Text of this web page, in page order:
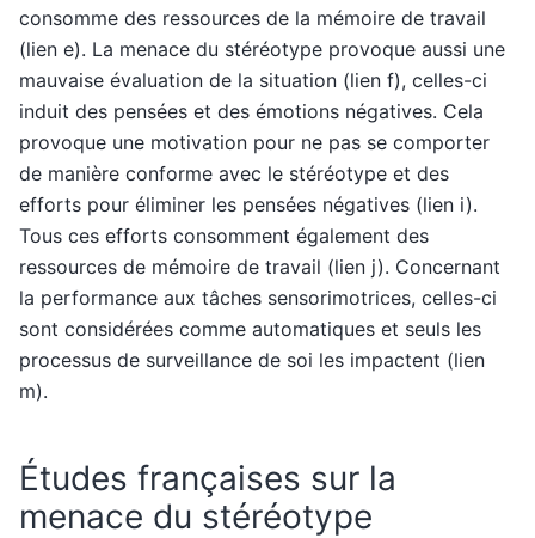
consomme des ressources de la mémoire de travail
(lien e). La menace du stéréotype provoque aussi une
mauvaise évaluation de la situation (lien f), celles-ci
induit des pensées et des émotions négatives. Cela
provoque une motivation pour ne pas se comporter
de manière conforme avec le stéréotype et des
efforts pour éliminer les pensées négatives (lien i).
Tous ces efforts consomment également des
ressources de mémoire de travail (lien j). Concernant
la performance aux tâches sensorimotrices, celles-ci
sont considérées comme automatiques et seuls les
processus de surveillance de soi les impactent (lien
m).
Études françaises sur la
menace du stéréotype